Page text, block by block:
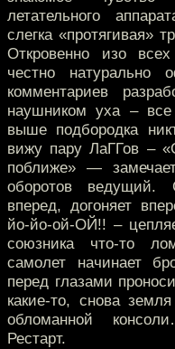
летательного
слегка «протягивая»
Откровенно изо
честно натурально
комментариев
наушником уха –
выше подбородка
вижу пару ЛаГГов –
поближе» —
оборотов ведущий.
вперед, догоняет
йо-йо-ой-ОЙ!! –
союзника что-то
самолет начинает
перед глазами
какие-то, снова
обломанной
Рестарт.